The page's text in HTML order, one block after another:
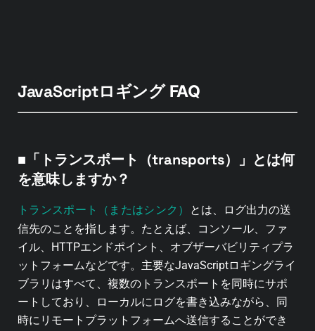
JavaScriptロギング FAQ
■「トランスポート（transports）」とは何
を意味しますか？
トランスポート（またはシンク）
とは、ログ出力の送
信先のことを指します。たとえば、コンソール、ファ
イル、HTTPエンドポイント、オブザーバビリティプラ
ットフォームなどです。主要なJavaScriptロギングライ
ブラリはすべて、複数のトランスポートを同時にサポ
ートしており、ローカルにログを書き込みながら、同
時にリモートプラットフォームへ送信することができ